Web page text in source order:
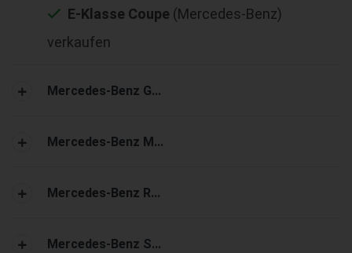
E-Klasse Coupe (Mercedes-Benz)
verkaufen
Mercedes-Benz G...
Mercedes-Benz M...
Mercedes-Benz R...
Mercedes-Benz S...